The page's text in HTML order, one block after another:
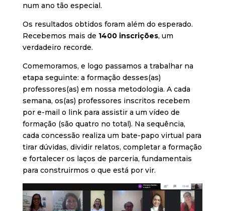
num ano tão especial.
Os resultados obtidos foram além do esperado.
Recebemos mais de 1400 inscrições, um
verdadeiro recorde.
Comemoramos, e logo passamos a trabalhar na
etapa seguinte: a formação desses(as)
professores(as) em nossa metodologia. A cada
semana, os(as) professores inscritos recebem
por e-mail o link para assistir a um vídeo de
formação (são quatro no total). Na sequência,
cada concessão realiza um bate-papo virtual para
tirar dúvidas, dividir relatos, completar a formação
e fortalecer os laços de parceria, fundamentais
para construirmos o que está por vir.